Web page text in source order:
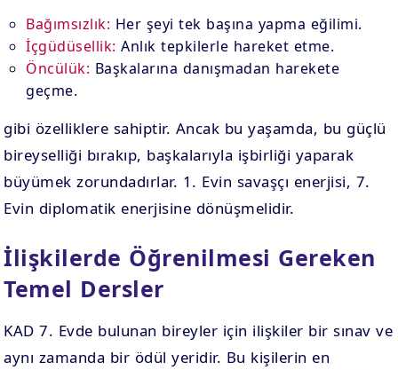
Bağımsızlık: Her şeyi tek başına yapma eğilimi.
İçgüdüsellik: Anlık tepkilerle hareket etme.
Öncülük: Başkalarına danışmadan harekete
geçme.
gibi özelliklere sahiptir. Ancak bu yaşamda, bu güçlü
bireyselliği bırakıp, başkalarıyla işbirliği yaparak
büyümek zorundadırlar. 1. Evin savaşçı enerjisi, 7.
Evin diplomatik enerjisine dönüşmelidir.
İlişkilerde Öğrenilmesi Gereken
Temel Dersler
KAD 7. Evde bulunan bireyler için ilişkiler bir sınav ve
aynı zamanda bir ödül yeridir. Bu kişilerin en